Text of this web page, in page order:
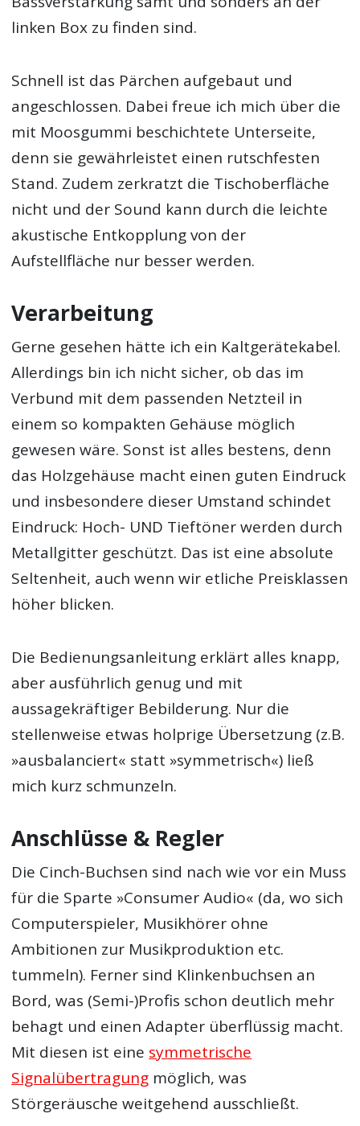
linken Box zu finden sind.
Schnell ist das Pärchen aufgebaut und
angeschlossen. Dabei freue ich mich über die
mit Moosgummi beschichtete Unterseite,
denn sie gewährleistet einen rutschfesten
Stand. Zudem zerkratzt die Tischoberfläche
nicht und der Sound kann durch die leichte
akustische Entkopplung von der
Aufstellfläche nur besser werden.
Verarbeitung
Gerne gesehen hätte ich ein Kaltgerätekabel.
Allerdings bin ich nicht sicher, ob das im
Verbund mit dem passenden Netzteil in
einem so kompakten Gehäuse möglich
gewesen wäre. Sonst ist alles bestens, denn
das Holzgehäuse macht einen guten Eindruck
und insbesondere dieser Umstand schindet
Eindruck: Hoch- UND Tieftöner werden durch
Metallgitter geschützt. Das ist eine absolute
Seltenheit, auch wenn wir etliche Preisklassen
höher blicken.
Die Bedienungsanleitung erklärt alles knapp,
aber ausführlich genug und mit
aussagekräftiger Bebilderung. Nur die
stellenweise etwas holprige Übersetzung (z.B.
»ausbalanciert« statt »symmetrisch«) ließ
mich kurz schmunzeln.
Anschlüsse & Regler
Die Cinch-Buchsen sind nach wie vor ein Muss
für die Sparte »Consumer Audio« (da, wo sich
Computerspieler, Musikhörer ohne
Ambitionen zur Musikproduktion etc.
tummeln). Ferner sind Klinkenbuchsen an
Bord, was (Semi-)Profis schon deutlich mehr
behagt und einen Adapter überflüssig macht.
Mit diesen ist eine symmetrische
Signalübertragung möglich, was
Störgeräusche weitgehend ausschließt.